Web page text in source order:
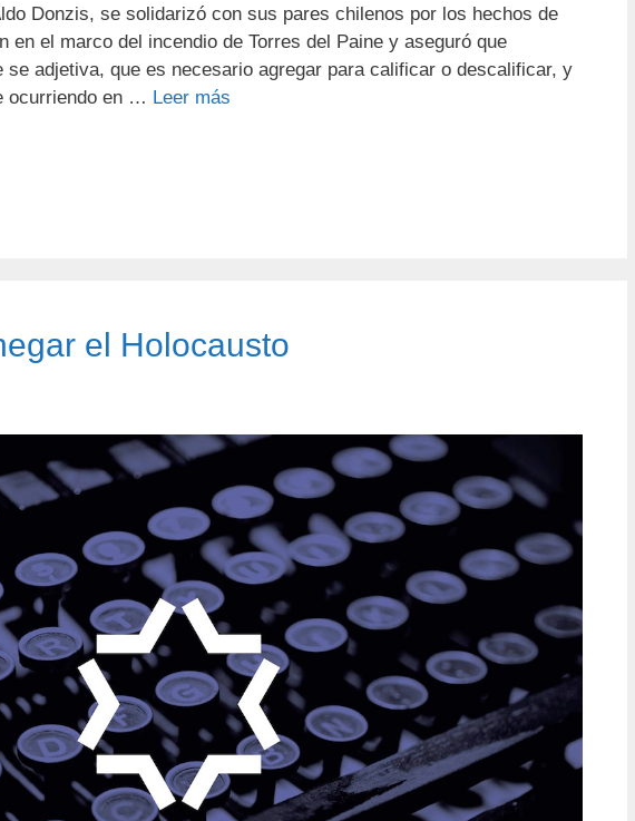
Donzis, se solidarizó con sus pares chilenos por los hechos de
en el marco del incendio de Torres del Paine y aseguró que
se adjetiva, que es necesario agregar para calificar o descalificar, y
ocurriendo en … Leer más
el Holocausto